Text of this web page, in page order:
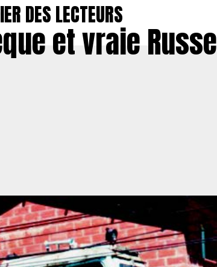
DES LECTEURS
et vraie Russe